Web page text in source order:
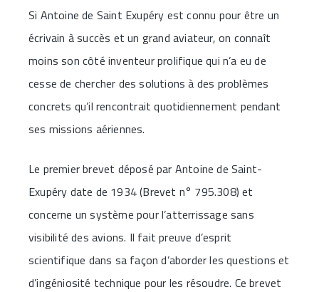
Si Antoine de Saint Exupéry est connu pour être un
écrivain à succès et un grand aviateur, on connaît
moins son côté inventeur prolifique qui n’a eu de
cesse de chercher des solutions à des problèmes
concrets qu’il rencontrait quotidiennement pendant
ses missions aériennes.
Le premier brevet déposé par Antoine de Saint-
Exupéry date de 1934 (Brevet n° 795.308) et
concerne un système pour l’atterrissage sans
visibilité des avions. Il fait preuve d’esprit
scientifique dans sa façon d’aborder les questions et
d’ingéniosité technique pour les résoudre. Ce brevet